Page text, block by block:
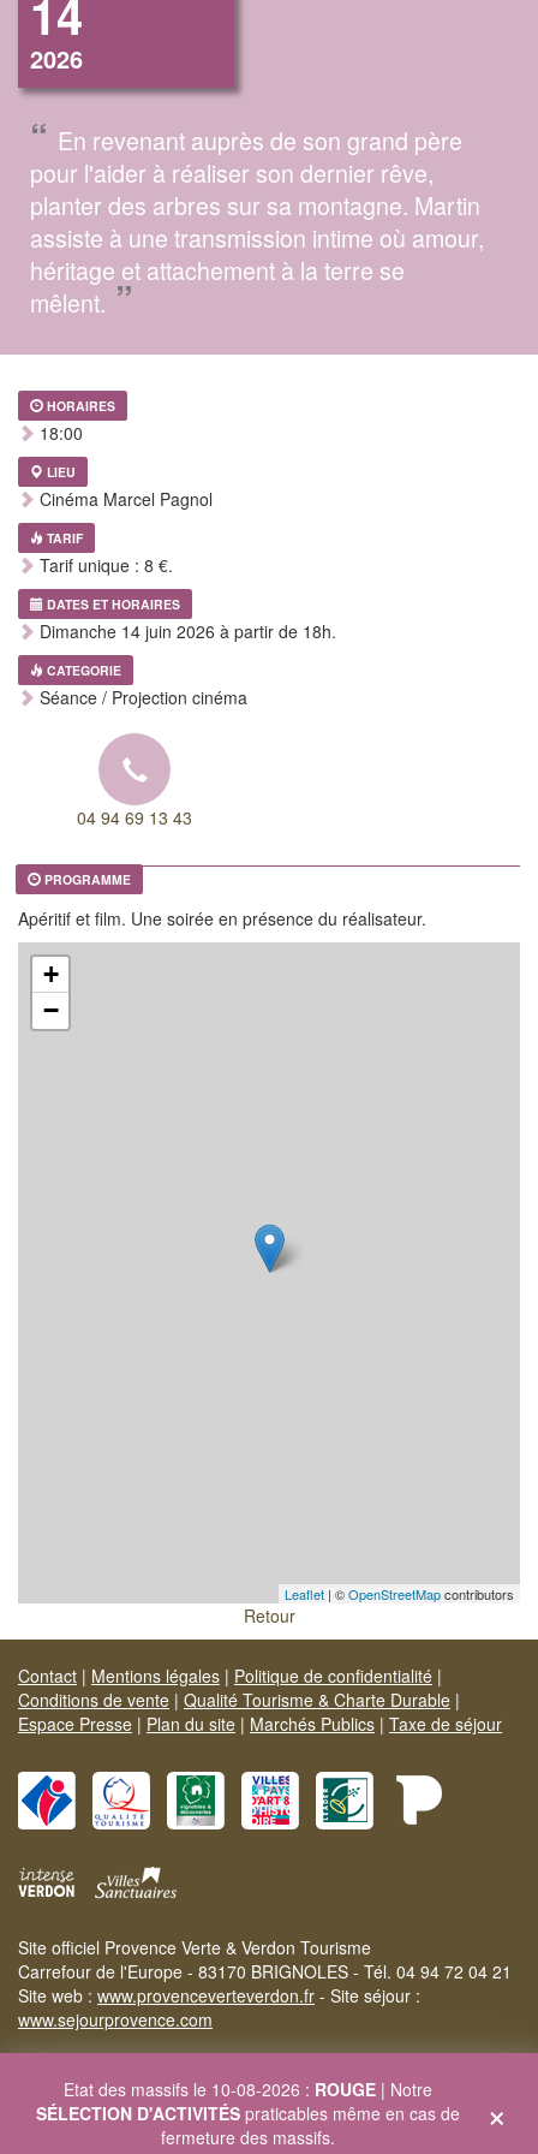
14
2026
“ En revenant auprès de son grand père
pour l'aider à réaliser son dernier rêve,
planter des arbres sur sa montagne. Martin
assiste à une transmission intime où amour,
héritage et attachement à la terre se
mêlent.”
HORAIRES
18:00
LIEU
Cinéma Marcel Pagnol
TARIF
Tarif unique : 8 €.
DATES ET HORAIRES
Dimanche 14 juin 2026 à partir de 18h.
CATEGORIE
Séance / Projection cinéma
04 94 69 13 43
PROGRAMME
Apéritif et film. Une soirée en présence du réalisateur.
+
−
Leaflet | ©OpenStreetMapcontributors
Retour
Contact | Mentions légales | Politique de confidentialité |
Conditions de vente | Qualité Tourisme & Charte Durable |
Espace Presse | Plan du site | Marchés Publics | Taxe de séjour
Site officiel Provence Verte & Verdon Tourisme
Carrefour de l'Europe - 83170 BRIGNOLES - Tél. 04 94 72 04 21
Site web : www.provenceverteverdon.fr - Site séjour :
www.sejourprovence.com
×
Etat des massifs le 10-08-2026 : ROUGE | Notre
SÉLECTION D'ACTIVITÉS praticables même en cas de
fermeture des massifs.